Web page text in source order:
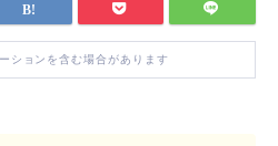
ションを含む場合があります